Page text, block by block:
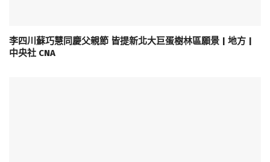
李四川蘇巧慧同慶父親節 皆提新北大巨蛋樹林區願景 | 地方 |
中央社 CNA